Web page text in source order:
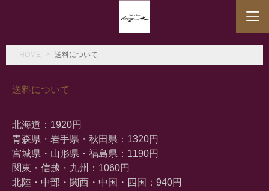
HOME 送料について
送料について
北海道：1920円
青森県・岩手県・秋田県：1320円
宮城県・山形県・福島県：1190円
関東・信越・九州：1060円
北陸・中部・関西・中国・四国：940円